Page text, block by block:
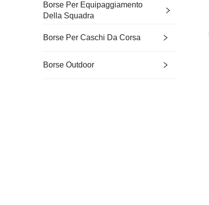
Borse Per Equipaggiamento
Della Squadra
Borse Per Caschi Da Corsa
Borse Outdoor